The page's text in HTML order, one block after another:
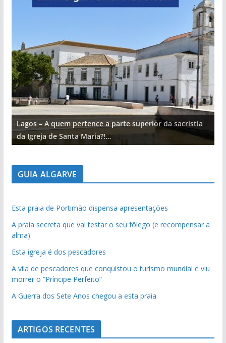
Lagos – A quem pertence a parte superior da sacristia
da Igreja de Santa Maria?!…
GUIA ALGARVE
Esta praia de Portimão dispensa apresentações
A praia secreta que vai testar o seu fôlego (e recompensar a
alma)
Esta igreja é dos pescadores
A vila de pescadores que conquistou o turismo mundial e viu
morrer o “Príncipe Perfeito”
A Guerra dos Sete Anos chegou a esta praia
ARTIGOS RECENTES